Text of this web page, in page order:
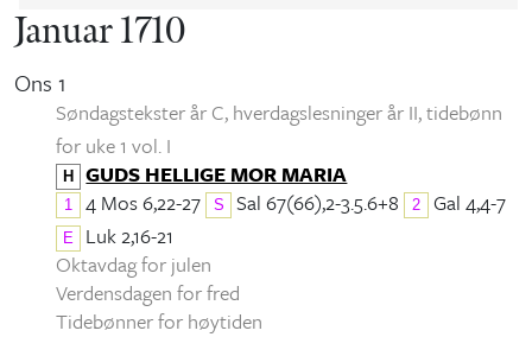
Januar 1710
Ons 1
Søndagstekster år C, hverdagslesninger år II, tidebønn
for uke 1 vol. I
H GUDS HELLIGE MOR MARIA
1 4 Mos 6,22-27 S Sal 67(66),2-3.5.6+8 2 Gal 4,4-7
E
Luk 2,16-21
Oktavdag for julen
Verdensdagen for fred
Tidebønner for høytiden